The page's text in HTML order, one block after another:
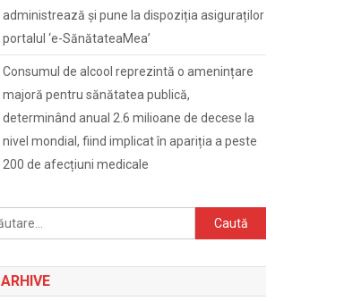
administrează și pune la dispoziția asiguraților
portalul ‘e-SănătateaMea’
Consumul de alcool reprezintă o amenințare
majoră pentru sănătatea publică,
determinând anual 2.6 milioane de decese la
nivel mondial, fiind implicat în apariția a peste
200 de afecțiuni medicale
Caută
după:
ARHIVE